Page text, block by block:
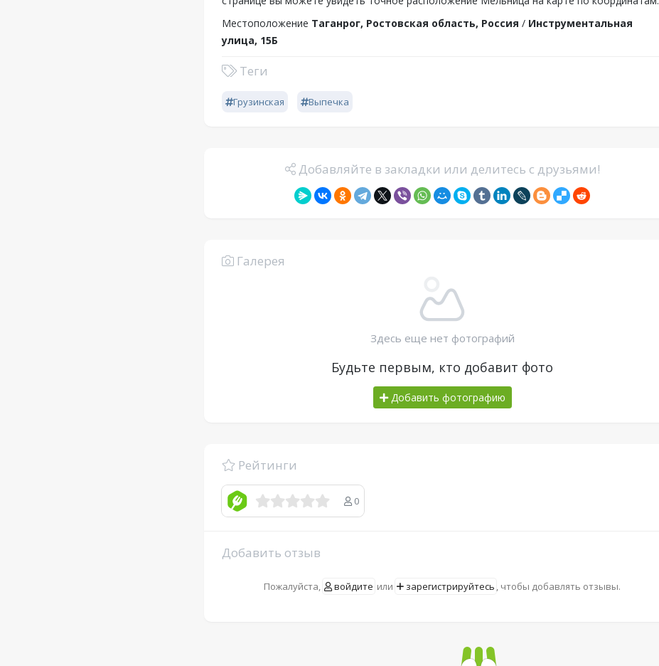
Местоположение Таганрог, Ростовская область, Россия / Инструментальная
улица, 15Б
Теги
Грузинская Выпечка
Добавляйте в закладки или делитесь с друзьями!
Галерея
Здесь еще нет фотографий
Будьте первым, кто добавит фото
Добавить фотографию
Рейтинги
0
Добавить отзыв
Пожалуйста, войдите или зарегистрируйтесь , чтобы добавлять отзывы.